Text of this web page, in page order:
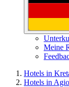
Meine
Hotels in
Hotels in